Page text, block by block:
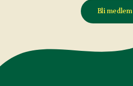
Bli medlem